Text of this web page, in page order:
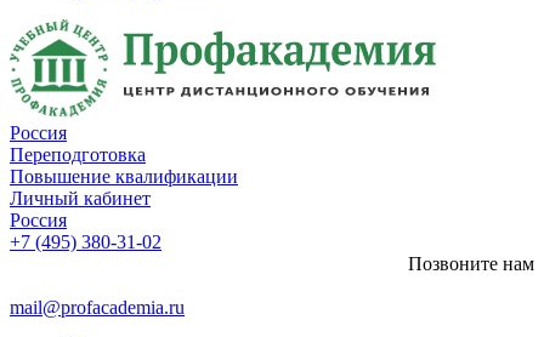
Россия
Переподготовка
Повышение квалификации
Личный кабинет
Россия
+7 (495) 380-31-02
Позвоните нам
mail@profacademia.ru